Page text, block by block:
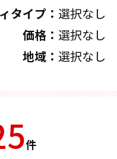
タイプ： 選択なし
価格： 選択なし
地域： 選択なし
件